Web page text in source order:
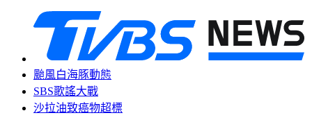
颱風白海豚動態
SBS歌謠大戰
沙拉油致癌物超標